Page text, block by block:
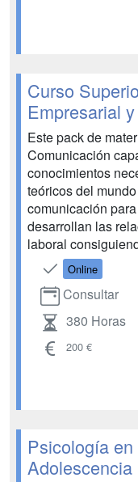
Curso
Empresarial
Este pack de
Comunicación
conocimientos
teóricos del
comunicación
desarrollan las
laboral
Online
Consultar
380 Horas
200 €
Psicología
Adolescencia